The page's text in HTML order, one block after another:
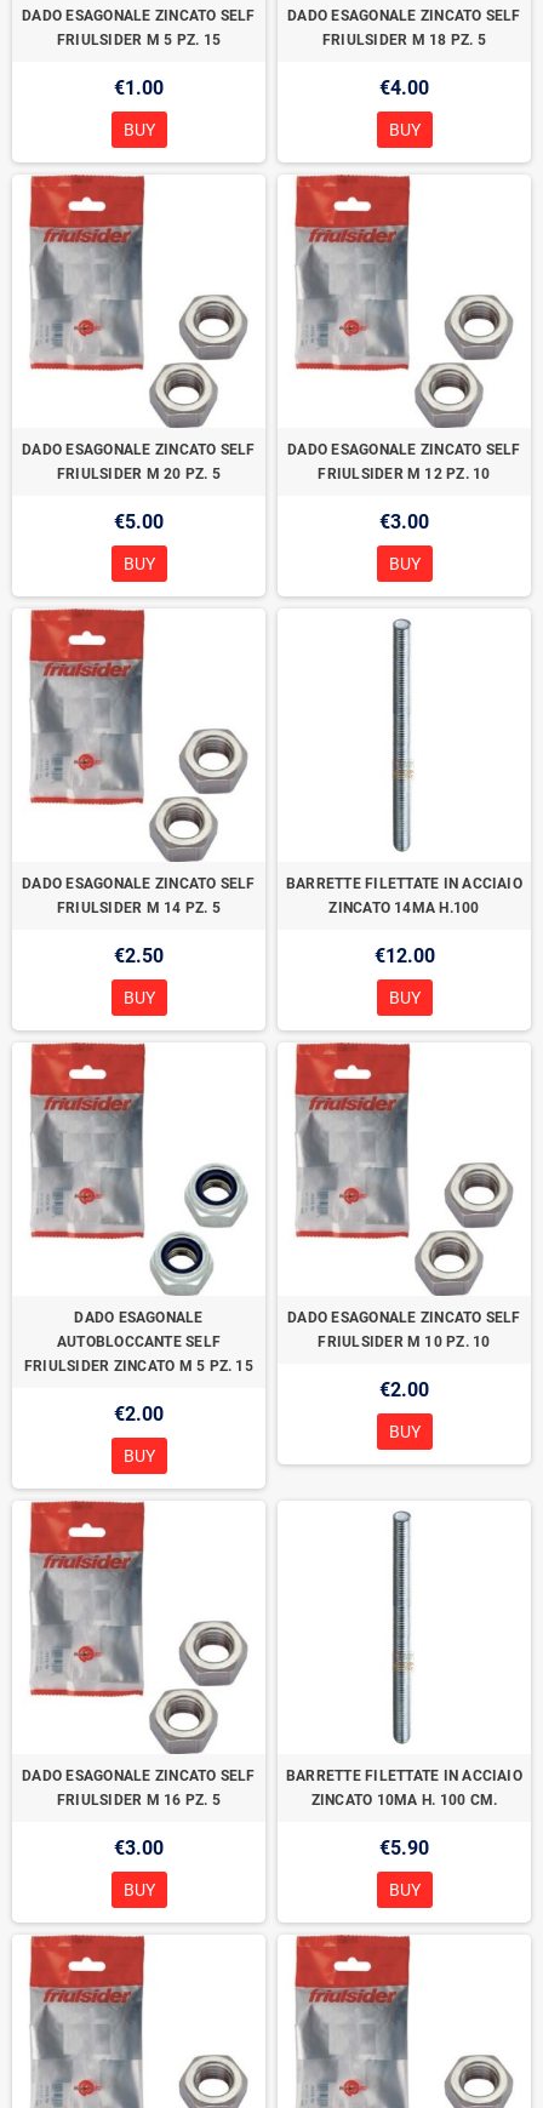
DADO ESAGONALE ZINCATO SELF
FRIULSIDER M 5 PZ. 15
€1.00
BUY
DADO ESAGONALE ZINCATO SELF
FRIULSIDER M 18 PZ. 5
€4.00
BUY
DADO ESAGONALE ZINCATO SELF
FRIULSIDER M 20 PZ. 5
€5.00
BUY
DADO ESAGONALE ZINCATO SELF
FRIULSIDER M 12 PZ. 10
€3.00
BUY
DADO ESAGONALE ZINCATO SELF
FRIULSIDER M 14 PZ. 5
€2.50
BUY
BARRETTE FILETTATE IN ACCIAIO
ZINCATO 14MA H.100
€12.00
BUY
DADO ESAGONALE
AUTOBLOCCANTE SELF
FRIULSIDER ZINCATO M 5 PZ. 15
€2.00
BUY
DADO ESAGONALE ZINCATO SELF
FRIULSIDER M 10 PZ. 10
€2.00
BUY
DADO ESAGONALE ZINCATO SELF
FRIULSIDER M 16 PZ. 5
€3.00
BUY
BARRETTE FILETTATE IN ACCIAIO
ZINCATO 10MA H. 100 CM.
€5.90
BUY